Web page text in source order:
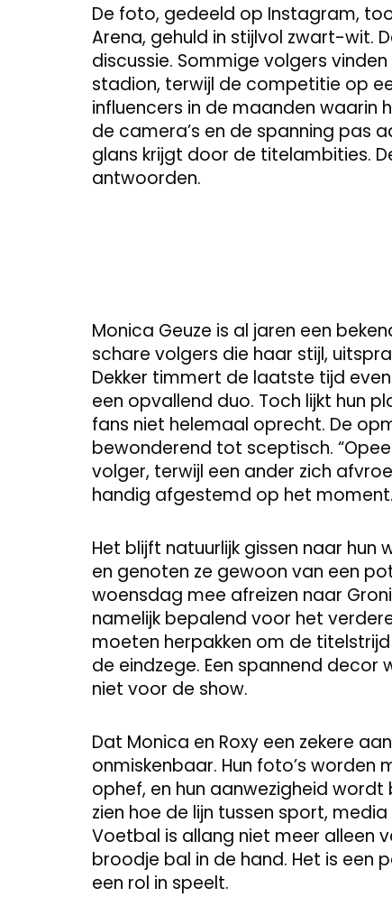
De foto, gedeeld op Instagram,
Arena, gehuld in stijlvol zwart-wit.
discussie. Sommige volgers
stadion, terwijl de competitie op
influencers in de maanden waarin
de camera’s en de spanning pas
glans krijgt door de titelambities.
antwoorden.
Monica Geuze is al jaren een
schare volgers die haar stijl,
Dekker timmert de laatste tijd
een opvallend duo. Toch lijkt hun
fans niet helemaal oprecht. De
bewonderend tot sceptisch.
volger, terwijl een ander zich
handig afgestemd op het moment.
Het blijft natuurlijk gissen naar hun
en genoten ze gewoon van een
woensdag mee afreizen naar
namelijk bepalend voor het
moeten herpakken om de
de eindzege. Een spannend decor
niet voor de show.
Dat Monica en Roxy een zekere
onmiskenbaar. Hun foto’s worden
ophef, en hun aanwezigheid
zien hoe de lijn tussen sport,
Voetbal is allang niet meer alleen
broodje bal in de hand. Het is een
een rol in speelt.